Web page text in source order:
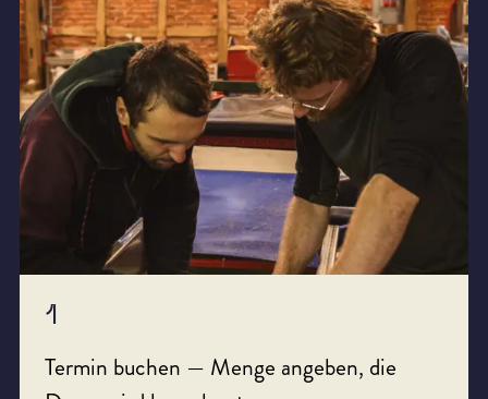
1
Termin buchen — Menge angeben, die